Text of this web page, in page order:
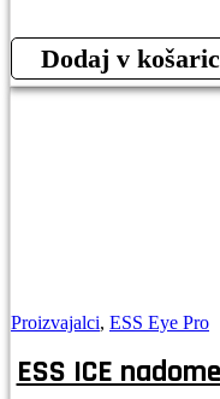
Dodaj v
Proizvajalci, ESS Eye Pro
ESS ICE